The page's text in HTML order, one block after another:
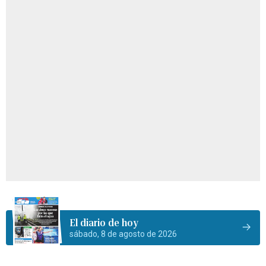
El diario de hoy
sábado, 8 de agosto de 2026